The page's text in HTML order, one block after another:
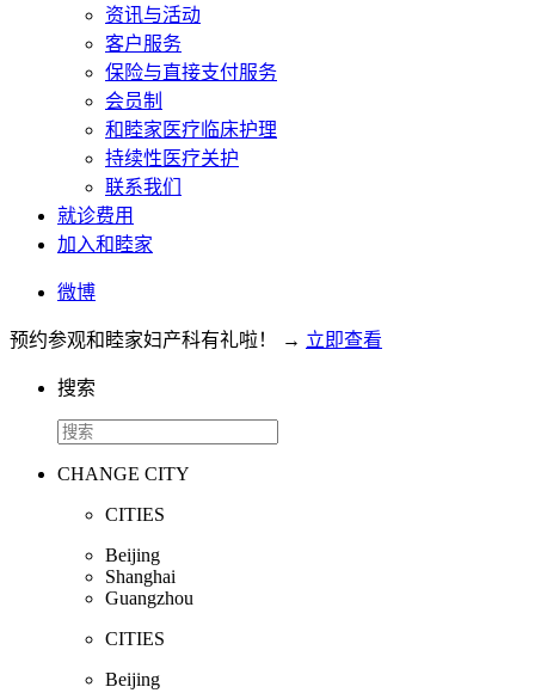
资讯与活动
客户服务
保险与直接支付服务
会员制
和睦家医疗临床护理
持续性医疗关护
联系我们
就诊费用
加入和睦家
微博
预约参观和睦家妇产科有礼啦！ → 立即查看
搜索
CHANGE CITY
CITIES
Beijing
Shanghai
Guangzhou
CITIES
Beijing